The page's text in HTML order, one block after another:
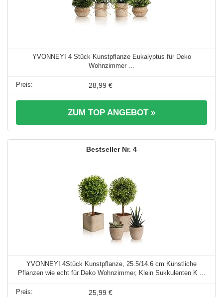
YVONNEYI 4 Stück Kunstpflanze Eukalyptus für Deko
Wohnzimmer ...
28,99 €
ZUM TOP ANGEBOT »
4
YVONNEYI 4Stück Kunstpflanze, 25.5/14.6 cm Künstliche
Pflanzen wie echt für Deko Wohnzimmer, Klein Sukkulenten K ...
25,99 €